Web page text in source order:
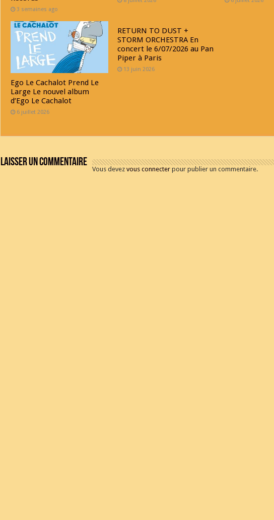
3 semaines ago
Ego Le Cachalot Prend Le
Large Le nouvel album
d’Ego Le Cachalot
6 juillet 2026
RETURN TO DUST +
STORM ORCHESTRA En
concert le 6/07/2026 au Pan
Piper à Paris
13 juin 2026
Laisser un commentaire
Vous devez vous connecterpour publier un commentaire.